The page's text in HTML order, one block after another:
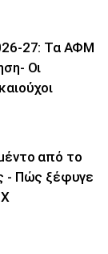
27: Τα ΑΦΜ
Οι
από το
- Πώς ξέφυγε